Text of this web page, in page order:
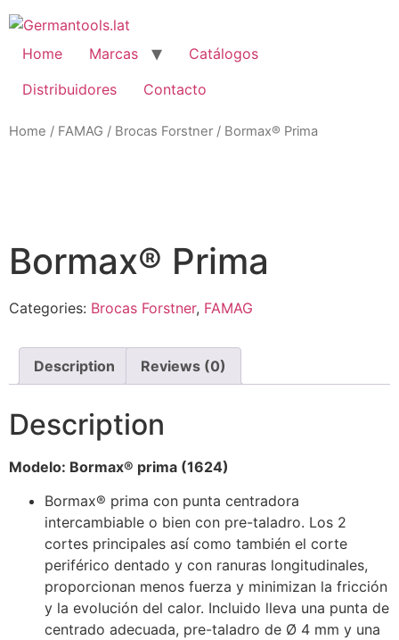
Skip
to
content
Home Marcas
Catálogos
Distribuidores
Contacto
Home / FAMAG / Brocas Forstner / Bormax® Prima
Bormax® Prima
Categories: Brocas Forstner, FAMAG
Description Reviews (0)
Description
Modelo: Bormax® prima (1624)
Bormax® prima con punta centradora
intercambiable o bien con pre-taladro. Los 2
cortes principales así como también el corte
periférico dentado y con ranuras longitudinales,
proporcionan menos fuerza y minimizan la fricción
y la evolución del calor. Incluido lleva una punta de
centrado adecuada, pre-taladro de Ø 4 mm y una